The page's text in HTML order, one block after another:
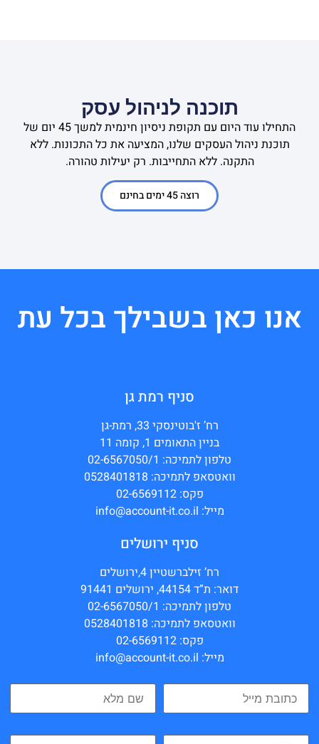
תוכנה לניהול עסק
התחילו עוד היום עם תקופת ניסיון חינמית למשך 45 יום של
תוכנת ניהול העסקים שלנו, המציעה את כל התכונות. ללא
התקנה. ללא התחייבות. רק יעילות טהורה.
רוצה 45 ימים בחינם
אנו כאן בשבילך בכל עת
סניף רמת גן
רח’ ז'בוטינסקי 33, רמת-גן
בניין התאומים 1, קומה 11
טלפון לתמיכה: 02-6567050/1
וואטסאפ לתמיכה: 0528401818
פקס: 02-6569112
מייל: info@account-it.co.il
סניף ירושלים
רח’ זילברשטיין 4,ירושלים
דואר: ת”ד 44154, ירושלים 91441
טלפון לתמיכה: 02-6567050/1
וואטסאפ לתמיכה: 0528401818
פקס: 02-6569112
מייל: info@account-it.co.il